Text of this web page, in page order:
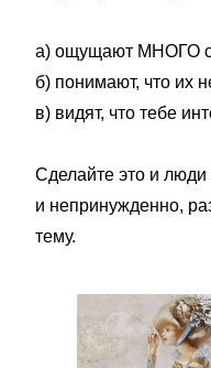
a) ощущают МНОГО
б) понимают, что их
в) видят, что тебе
Сделайте это и люди
и непринужденно,
тему.